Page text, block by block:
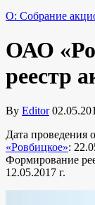
O: Собрание
ОАО
реестр
By Editor
Дата проведения
«Ровбицкое»:
Формирование
12.05.2017 г.